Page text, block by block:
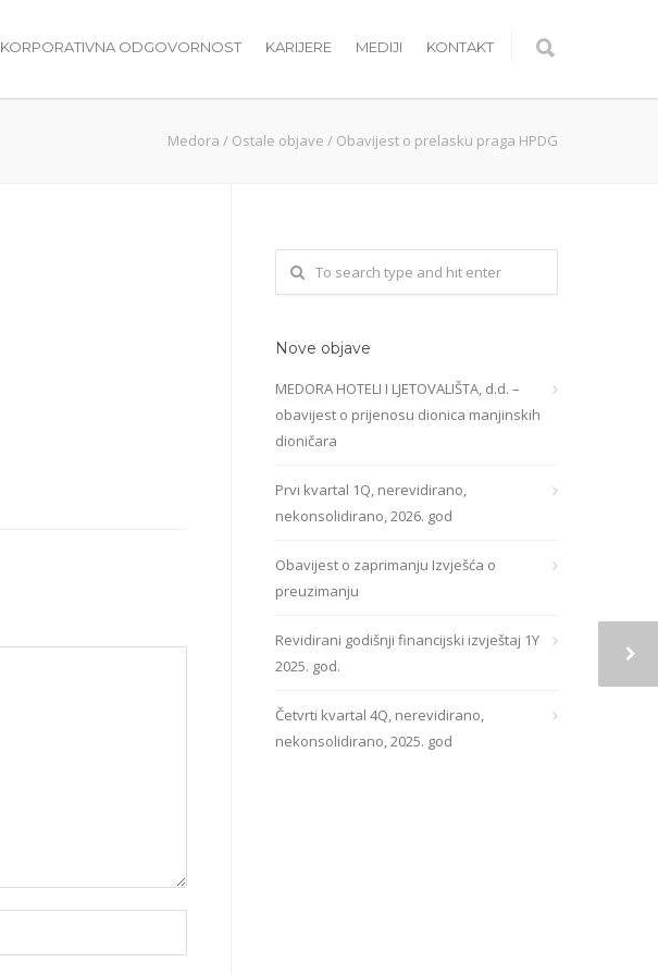
KORPORATIVNA ODGOVORNOST KARIJERE MEDIJI KONTAKT
Medora / Ostale objave / Obavijest o prelasku praga HPDG
Nove objave
MEDORA HOTELI I LJETOVALIŠTA, d.d. –
obavijest o prijenosu dionica manjinskih
dioničara
Prvi kvartal 1Q, nerevidirano,
nekonsolidirano, 2026. god
Obavijest o zaprimanju Izvješća o
preuzimanju
Revidirani godišnji financijski izvještaj 1Y
2025. god.
Četvrti kvartal 4Q, nerevidirano,
nekonsolidirano, 2025. god